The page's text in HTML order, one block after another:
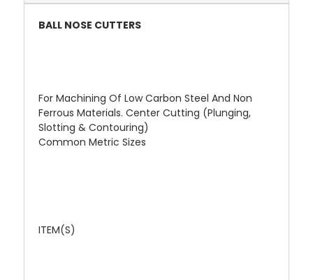
BALL NOSE CUTTERS
For Machining Of Low Carbon Steel And Non
Ferrous Materials. Center Cutting (Plunging,
Slotting & Contouring)
Common Metric Sizes
ITEM(S)